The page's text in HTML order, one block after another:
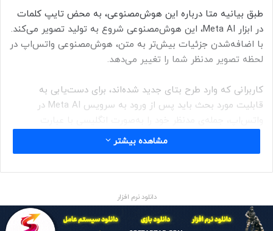
طبق بیانیه متا درباره این هوش‌مصنوعی، به محض تایپ کلمات
در ابزار Meta AI، این هوش‌مصنوعی شروع به تولید تصویر می‌کند.
با اضافه‌شدن جزئیات بیش‌تر به متن، هوش‌مصنوعی واتس‌اپ در
لحظه تصویر مدنظر شما را تغییر می‌دهد.
کاربرانی که وارد طرح بتای جدید شده‌اند، برای دست‌یابی به
قابلیت مورد بحث باید پس از ورود به سرویس Meta AI در
متن‌های موجود در تصاویر، عملکرد بهتری از خود نشان می‌دهد.
کاربر می‌تواند با نسخه‌ی جدید Meta AI هر تصویری را که
می‌خواهد، متحرک کند.
مشاهده بیشتر
دانلود نرم افزار